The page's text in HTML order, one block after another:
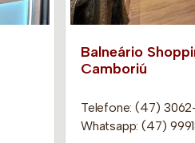
Balneário
Camboriú
Telefone: (47)
Whatsapp: (47)